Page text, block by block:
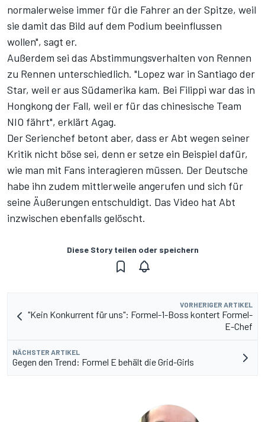
normalerweise immer für die Fahrer an der Spitze, weil
sie damit das Bild auf dem Podium beeinflussen
wollen", sagt er.
Außerdem sei das Abstimmungsverhalten von Rennen
zu Rennen unterschiedlich. "Lopez war in Santiago der
Star, weil er aus Südamerika kam. Bei Filippi war das in
Hongkong der Fall, weil er für das chinesische Team
NIO fährt", erklärt Agag.
Der Serienchef betont aber, dass er Abt wegen seiner
Kritik nicht böse sei, denn er setze ein Beispiel dafür,
wie man mit Fans interagieren müssen. Der Deutsche
habe ihn zudem mittlerweile angerufen und sich für
seine Äußerungen entschuldigt. Das Video hat Abt
inzwischen ebenfalls gelöscht.
Diese Story teilen oder speichern
VORHERIGER ARTIKEL
"Kein Konkurrent für uns": Formel-1-Boss kontert Formel-
E-Chef
NÄCHSTER ARTIKEL
Gegen den Trend: Formel E behält die Grid-Girls